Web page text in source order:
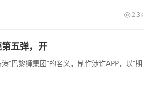
2.3k
五弹，开
巴黎狮集团”的名义，制作涉诈APP，以“期